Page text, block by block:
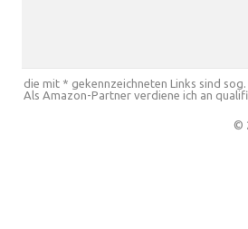
die mit * gekennzeichneten Links sind
Als Amazon-Partner verdiene ich an
©